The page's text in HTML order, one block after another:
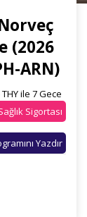
(2026
ARN)
ile 7 Gece
Sigortası
Yazdır